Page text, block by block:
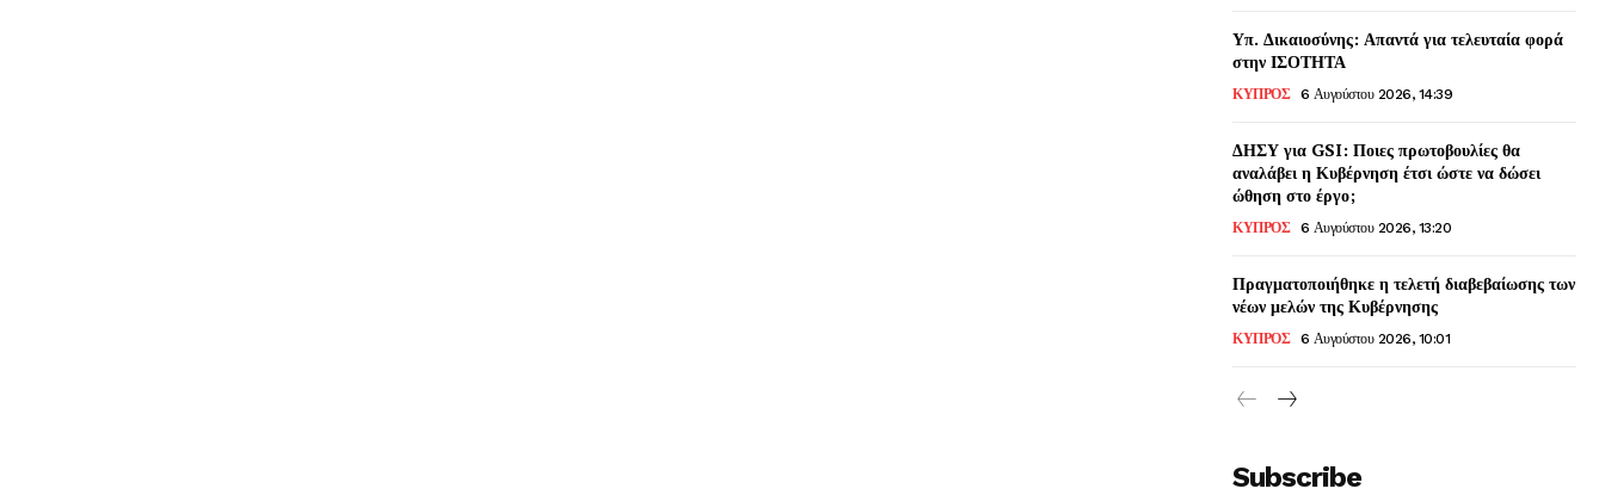
Υπ. Δικαιοσύνης: Απαντά για τελευταία φορά
στην ΙΣΟΤΗΤΑ
ΚΥΠΡΟΣ 6 Αυγούστου 2026, 14:39
ΔΗΣΥ για GSI: Ποιες πρωτοβουλίες θα
αναλάβει η Κυβέρνηση έτσι ώστε να δώσει
ώθηση στο έργο;
ΚΥΠΡΟΣ 6 Αυγούστου 2026, 13:20
Πραγματοποιήθηκε η τελετή διαβεβαίωσης των
νέων μελών της Κυβέρνησης
ΚΥΠΡΟΣ 6 Αυγούστου 2026, 10:01
Subscribe